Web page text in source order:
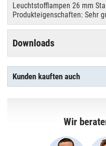
Leuchtstofflampen 26 mm
Produkteigenschaften: Sehr
Downloads
Kunden kauften auch
Wir